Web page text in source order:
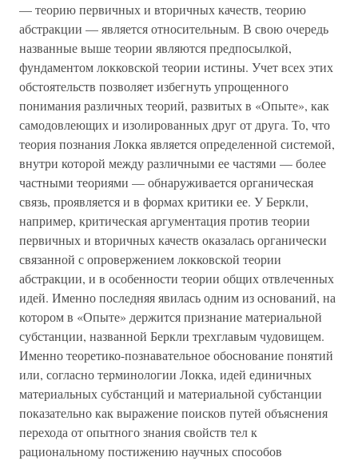
— теорию первичных и вторичных качеств, теорию
абстракции — является относительным. В свою очередь
названные выше теории являются предпосылкой,
фундаментом локковской теории истины. Учет всех этих
обстоятельств позволяет избегнуть упрощенного
понимания различных теорий, развитых в «Опыте», как
самодовлеющих и изолированных друг от друга. То, что
теория познания Локка является определенной системой,
внутри которой между различными ее частями — более
частными теориями — обнаруживается органическая
связь, проявляется и в формах критики ее. У Беркли,
например, критическая аргументация против теории
первичных и вторичных качеств оказалась органически
связанной с опровержением локковской теории
абстракции, и в особенности теории общих отвлеченных
идей. Именно последняя явилась одним из оснований, на
котором в «Опыте» держится признание материальной
субстанции, названной Беркли трехглавым чудовищем.
Именно теоретико-познавательное обоснование понятий
или, согласно терминологии Локка, идей единичных
материальных субстанций и материальной субстанции
показательно как выражение поисков путей объяснения
перехода от опытного знания свойств тел к
рациональному постижению научных способов